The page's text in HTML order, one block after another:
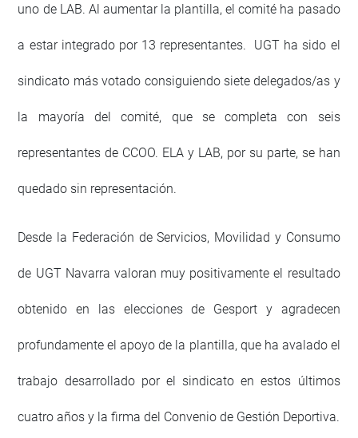
uno de LAB. Al aumentar la plantilla, el comité ha pasado
a estar integrado por 13 representantes. UGT ha sido el
sindicato más votado consiguiendo siete delegados/as y
la mayoría del comité, que se completa con seis
representantes de CCOO. ELA y LAB, por su parte, se han
quedado sin representación.
Desde la Federación de Servicios, Movilidad y Consumo
de UGT Navarra valoran muy positivamente el resultado
obtenido en las elecciones de Gesport y agradecen
profundamente el apoyo de la plantilla, que ha avalado el
trabajo desarrollado por el sindicato en estos últimos
cuatro años y la firma del Convenio de Gestión Deportiva.